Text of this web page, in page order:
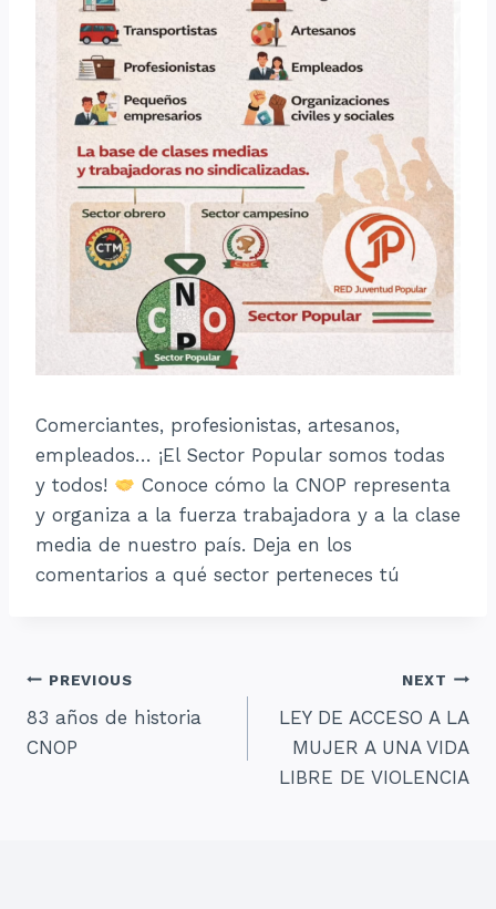
Comerciantes, profesionistas, artesanos,
empleados… ¡El Sector Popular somos todas
y todos!
Conoce cómo la CNOP representa
y organiza a la fuerza trabajadora y a la clase
media de nuestro país. Deja en los
comentarios a qué sector perteneces tú
Navegación
de
PREVIOUS
83 años de historia
CNOP
NEXT
LEY DE ACCESO A LA
MUJER A UNA VIDA
LIBRE DE VIOLENCIA